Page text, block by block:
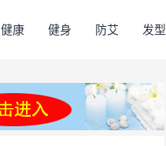
健康 健身 防艾 发型